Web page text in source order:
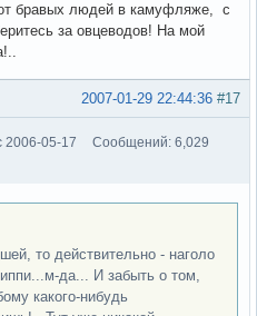
бравых людей в камуфляже, с
за овцеводов! На мой
#17
2007-01-29 22:44:36
2006-05-17
Сообщений: 6,029
то действительно - наголо
да... И забыть о том,
какого-нибудь